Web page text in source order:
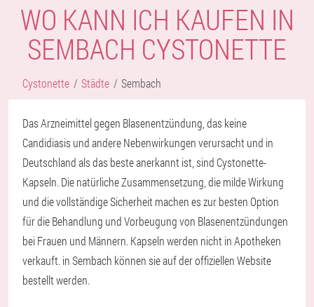
WO KANN ICH KAUFEN IN
SEMBACH CYSTONETTE
Cystonette Städte Sembach
Das Arzneimittel gegen Blasenentzündung, das keine
Candidiasis und andere Nebenwirkungen verursacht und in
Deutschland als das beste anerkannt ist, sind Cystonette-
Kapseln. Die natürliche Zusammensetzung, die milde Wirkung
und die vollständige Sicherheit machen es zur besten Option
für die Behandlung und Vorbeugung von Blasenentzündungen
bei Frauen und Männern. Kapseln werden nicht in Apotheken
verkauft. in Sembach können sie auf der offiziellen Website
bestellt werden.